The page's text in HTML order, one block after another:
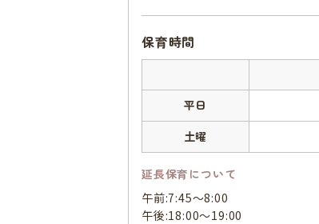
保育時間
平日
土曜
延長保育について
午前:7:45～8:00
午後:18:00～19:00